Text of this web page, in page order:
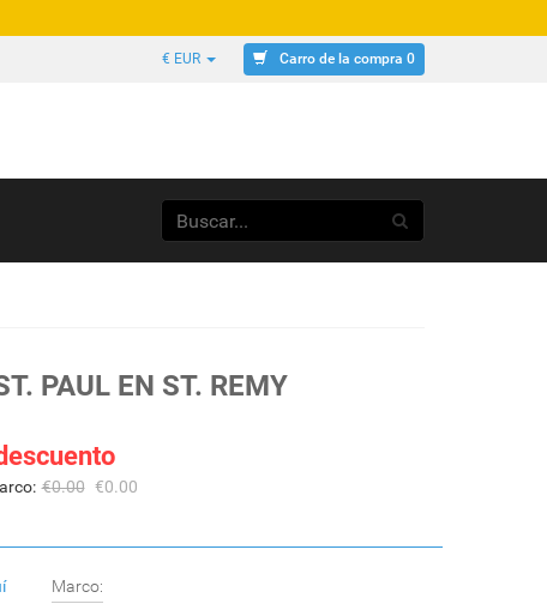
€ EUR Carro de la compra 0
PAUL EN ST. REMY
€0.00 €0.00
Marco: